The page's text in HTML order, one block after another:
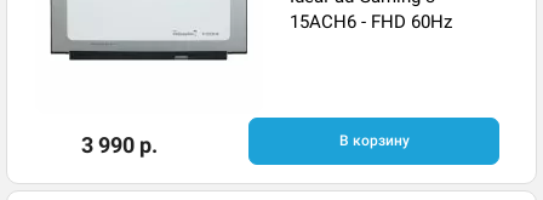
15ACH6 - FHD 60Hz
3 990 р. В корзину